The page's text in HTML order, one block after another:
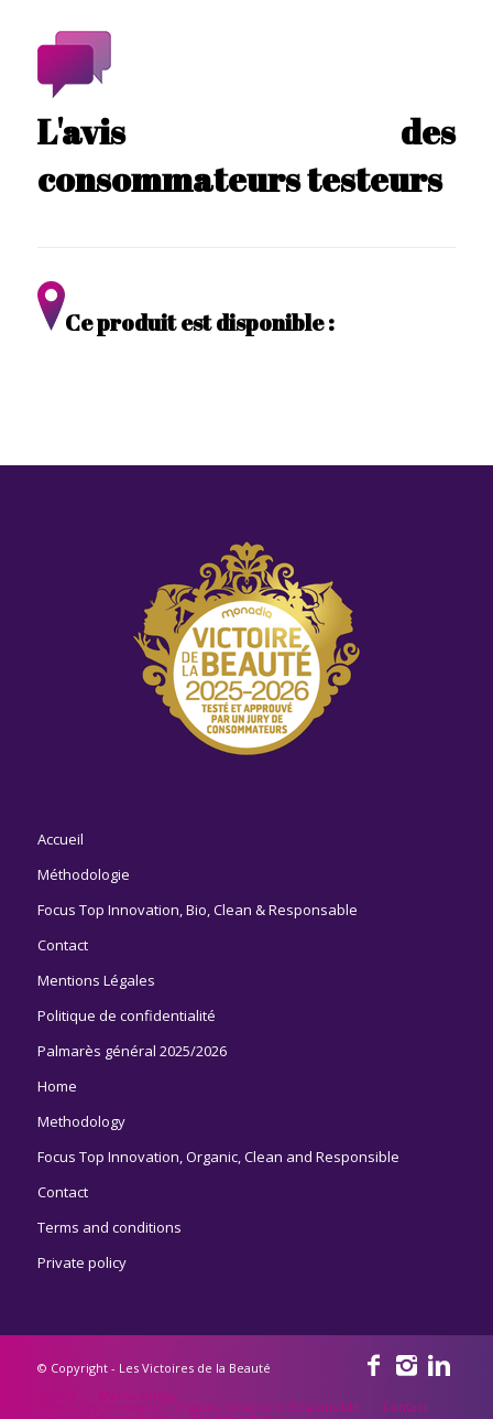
L'avis des
consommateurs testeurs
Ce produit est disponible :
Accueil
Méthodologie
Focus Top Innovation, Bio, Clean & Responsable
Contact
Mentions Légales
Politique de confidentialité
Palmarès général 2025/2026
Home
Methodology
Focus Top Innovation, Organic, Clean and Responsible
Contact
Terms and conditions
Private policy
© Copyright - Les Victoires de la Beauté
Methodology
Focus Top Innovation, Organic, Clean and Responsible Contact